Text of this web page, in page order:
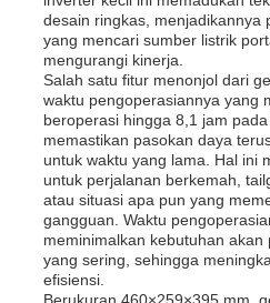
Rumah
Produk
Video
desain ringkas, menjadikannya
yang mencari sumber listrik
mengurangi kinerja.
Salah satu fitur menonjol dari
waktu pengoperasiannya yang
beroperasi hingga 8,1 jam pada
memastikan pasokan daya
untuk waktu yang lama. Hal ini
untuk perjalanan berkemah,
atau situasi apa pun yang
gangguan. Waktu
meminimalkan kebutuhan
yang sering, sehingga
efisiensi.
Berukuran 460×259×395 mm,